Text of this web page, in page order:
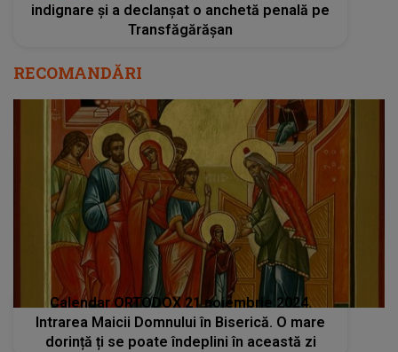
indignare și a declanșat o anchetă penală pe
Transfăgărășan
RECOMANDĂRI
Calendar ORTODOX 21 noiembrie 2024.
Intrarea Maicii Domnului în Biserică. O mare
dorință ți se poate îndeplini în această zi